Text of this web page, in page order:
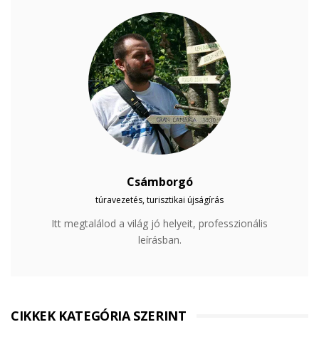
Csámborgó
túravezetés, turisztikai újságírás
Itt megtalálod a világ jó helyeit, professzionális
leírásban.
CIKKEK KATEGÓRIA SZERINT